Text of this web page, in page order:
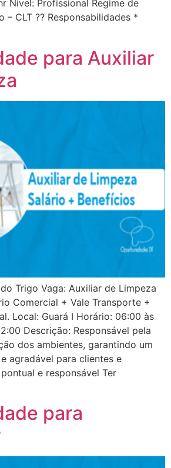
Nível: Profissional Regime de
CLT ?? Responsabilidades *
para Auxiliar
Trigo Vaga: Auxiliar de Limpeza
Comercial + Vale Transporte +
Local: Guará I Horário: 06:00 às
Descrição: Responsável pela
dos ambientes, garantindo um
agradável para clientes e
e responsável Ter
para